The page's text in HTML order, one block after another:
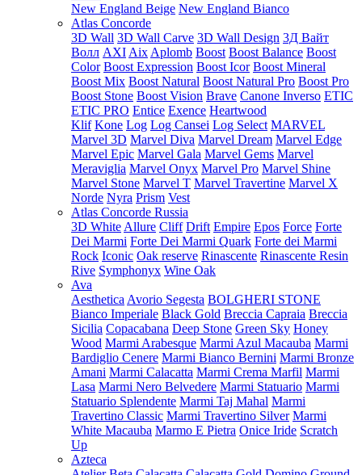
New England Beige New England Bianco
Atlas Concorde
3D Wall 3D Wall Carve 3D Wall Design 3Д Вайт
Волл AXI Aix Aplomb Boost Boost Balance Boost
Color Boost Expression Boost Icor Boost Mineral
Boost Mix Boost Natural Boost Natural Pro Boost Pro
Boost Stone Boost Vision Brave Canone Inverso ETIC
ETIC PRO Entice Exence Heartwood
Klif Kone Log Log Cansei Log Select MARVEL
Marvel 3D Marvel Diva Marvel Dream Marvel Edge
Marvel Epic Marvel Gala Marvel Gems Marvel
Meraviglia Marvel Onyx Marvel Pro Marvel Shine
Marvel Stone Marvel T Marvel Travertine Marvel X
Norde Nyra Prism Vest
Atlas Concorde Russia
3D White Allure Cliff Drift Empire Epos Force Forte
Dei Marmi Forte Dei Marmi Quark Forte dei Marmi
Rock Iconic Oak reserve Rinascente Rinascente Resin
Rive Symphonyx Wine Oak
Ava
Aesthetica Avorio Segesta BOLGHERI STONE
Bianco Imperiale Black Gold Breccia Capraia Breccia
Sicilia Copacabana Deep Stone Green Sky Honey
Wood Marmi Arabesque Marmi Azul Macauba Marmi
Bardiglio Cenere Marmi Bianco Bernini Marmi Bronze
Amani Marmi Calacatta Marmi Crema Marfil Marmi
Lasa Marmi Nero Belvedere Marmi Statuario Marmi
Statuario Splendente Marmi Taj Mahal Marmi
Travertino Classic Marmi Travertino Silver Marmi
White Macauba Marmo E Pietra Onice Iride Scratch
Up
Azteca